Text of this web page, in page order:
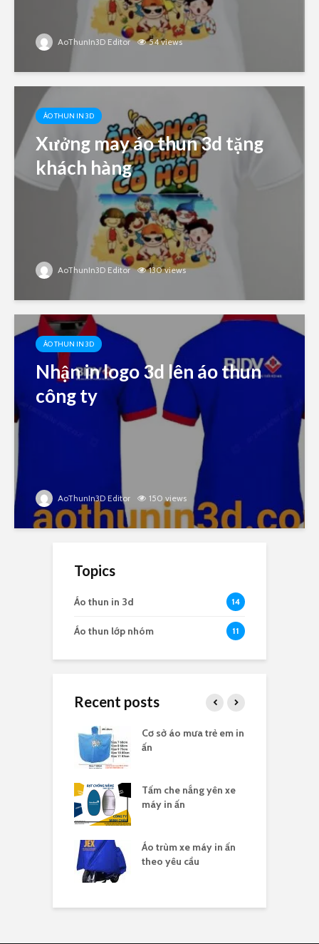
AoThunIn3D Editor 54 views
ÁO THUN IN 3D
Xưởng may áo thun 3d tặng
khách hàng
AoThunIn3D Editor 130 views
ÁO THUN IN 3D
Nhận in logo 3d lên áo thun
công ty
AoThunIn3D Editor 150 views
Topics
Áo thun in 3d 14
Áo thun lớp nhóm 11
Recent posts
Cơ sở áo mưa trẻ em in
ấn
Tấm che nắng yên xe
máy in ấn
Áo trùm xe máy in ấn
theo yêu cầu